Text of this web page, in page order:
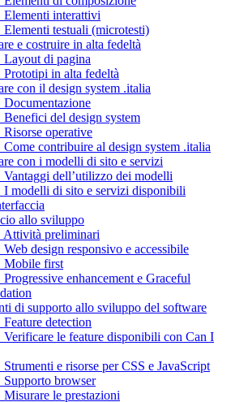
Elementi interattivi
Elementi testuali (microtesti)
e costruire in alta fedeltà
Layout di pagina
Prototipi in alta fedeltà
con il design system .italia
Documentazione
Benefici del design system
Risorse operative
Come contribuire al design system .italia
con i modelli di sito e servizi
Vantaggi dell’utilizzo dei modelli
I modelli di sito e servizi disponibili
allo sviluppo
Attività preliminari
Web design responsivo e accessibile
Mobile first
Progressive enhancement e Graceful
di supporto allo sviluppo del software
Feature detection
Verificare le feature disponibili con Can I
Strumenti e risorse per CSS e JavaScript
Supporto browser
Misurare le prestazioni